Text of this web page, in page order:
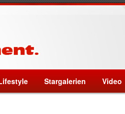
Stargalerien Video